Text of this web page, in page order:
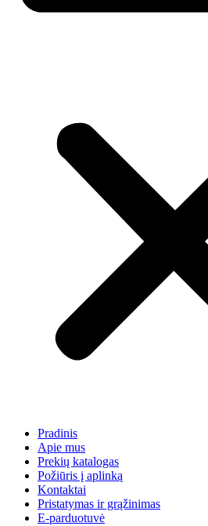
Pradinis
Apie mus
Prekių katalogas
Požiūris į aplinką
Kontaktai
Pristatymas ir grąžinimas
E-parduotuvė